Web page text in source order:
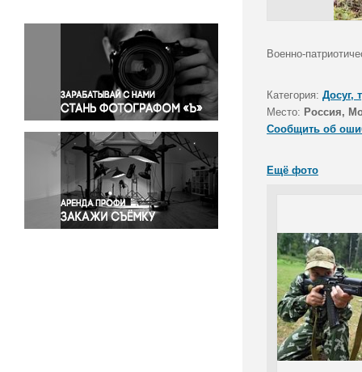
Окружающая среда
Политика
Правосудие
Происшествия и конфликты
Религия
Светская жизнь
Спорт
Экология
Экономика и бизнес
Военно-
Категория: Досуг,
Место: Россия,
Сообщить об
Ещё фото